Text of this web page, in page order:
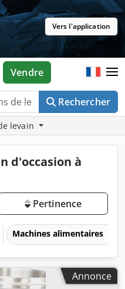
Vers l'application
Rechercher
Vendre
levain
d'occasion à
Pertinence
Machines alimentaires
Annonce